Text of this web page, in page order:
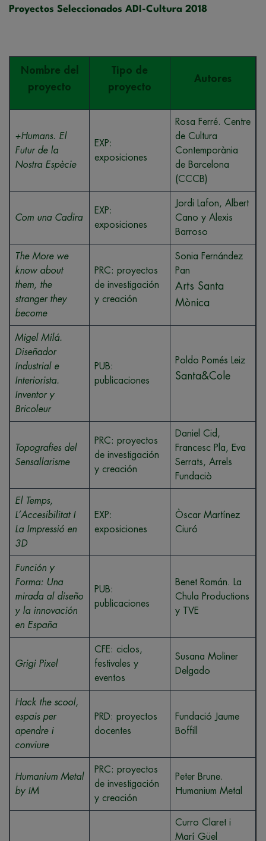
Proyectos Seleccionados ADI-Cultura 2018
Nombre del
proyecto
Tipo de
proyecto
Autores
+Humans. El
Futur de la
Nostra Espècie
EXP:
exposiciones
Rosa Ferré. Centre
de Cultura
Contemporània
de Barcelona
(CCCB)
Com una Cadira
EXP:
exposiciones
Jordi Lafon, Albert
Cano y Alexis
Barroso
The More we
know about
them, the
stranger they
become
PRC: proyectos
de investigación
y creación
Sonia Fernández
Pan
Arts Santa
Mònica
Migel Milá.
Diseñador
Industrial e
Interiorista.
Inventor y
Bricoleur
PUB:
publicaciones
Poldo Pomés Leiz
Santa&Cole
Topografies del
Sensallarisme
PRC: proyectos
de investigación
y creación
Daniel Cid,
Francesc Pla, Eva
Serrats, Arrels
Fundaciò
El Temps,
L’Accesibilitat I
La Impressió en
3D
EXP:
exposiciones
Òscar Martínez
Ciuró
Función y
Forma: Una
mirada al diseño
y la innovación
en España
PUB:
publicaciones
Benet Román. La
Chula Productions
y TVE
Grigi Pixel
CFE: ciclos,
festivales y
eventos
Susana Moliner
Delgado
Hack the scool,
espais per
apendre i
conviure
PRD: proyectos
docentes
Fundació Jaume
Boffill
Humanium Metal
by IM
PRC: proyectos
de investigación
y creación
Peter Brune.
Humanium Metal
Curro Claret i
Marí Güel